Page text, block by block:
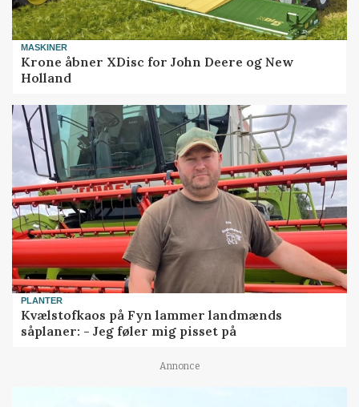
MASKINER
Krone åbner XDisc for John Deere og New
Holland
PLANTER
Kvælstofkaos på Fyn lammer landmænds
såplaner: - Jeg føler mig pisset på
Annonce